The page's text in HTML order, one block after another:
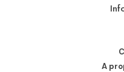
A